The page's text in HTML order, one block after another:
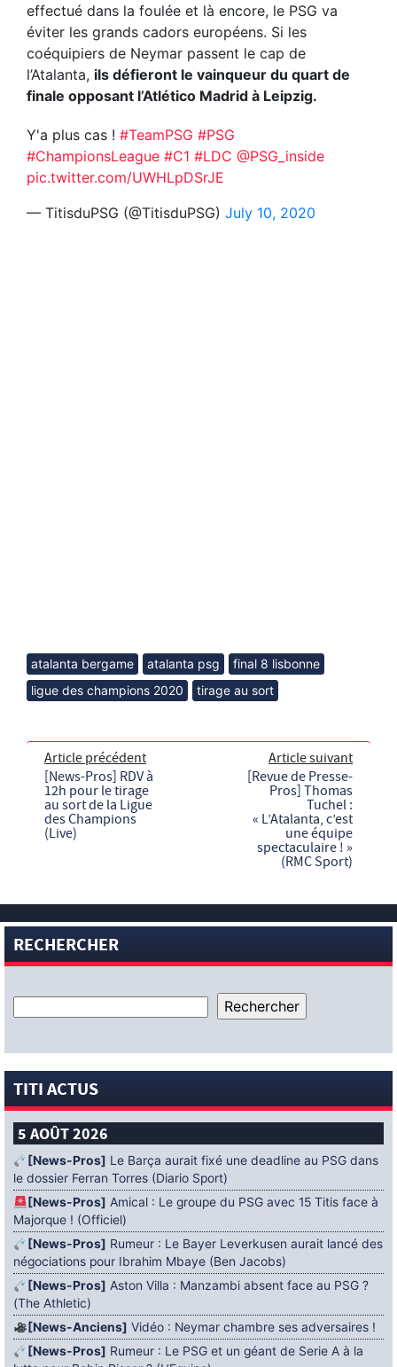
effectué dans la foulée et là encore, le PSG va
éviter les grands cadors européens. Si les
coéquipiers de Neymar passent le cap de
l’Atalanta, ils défieront le vainqueur du quart de
finale opposant l’Atlético Madrid à Leipzig.
Y'a plus cas ! #TeamPSG #PSG
#ChampionsLeague #C1 #LDC @PSG_inside
pic.twitter.com/UWHLpDSrJE
— TitisduPSG (@TitisduPSG) July 10, 2020
atalanta bergame atalanta psg
final 8 lisbonne
ligue des champions 2020
tirage au sort
Article précédent
[News-Pros] RDV à
12h pour le tirage
au sort de la Ligue
des Champions
(Live)
Article suivant
[Revue de Presse-
Pros] Thomas
Tuchel :
« L’Atalanta, c’est
une équipe
spectaculaire ! »
(RMC Sport)
RECHERCHER
TITI ACTUS
5 AOÛT 2026
[News-Pros] Le Barça aurait fixé une deadline au PSG dans
le dossier Ferran Torres (Diario Sport)
[News-Pros] Amical : Le groupe du PSG avec 15 Titis face à
Majorque ! (Officiel)
[News-Pros] Rumeur : Le Bayer Leverkusen aurait lancé des
négociations pour Ibrahim Mbaye (Ben Jacobs)
[News-Pros] Aston Villa : Manzambi absent face au PSG ?
(The Athletic)
[News-Anciens] Vidéo : Neymar chambre ses adversaires !
[News-Pros] Rumeur : Le PSG et un géant de Serie A à la